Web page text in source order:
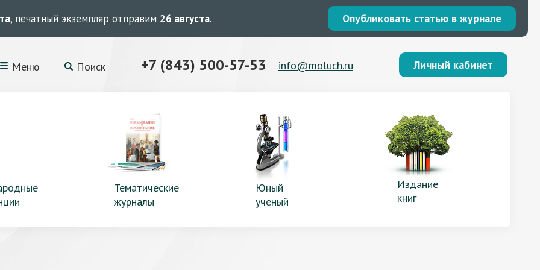
, печатный экземпляр отправим 26 августа. Опубликовать статью в журнале
Меню Поиск +7 (843) 500-57-53 info@moluch.ru Личный кабинет
Тематические
журналы
Юный
ученый
Издание
книг